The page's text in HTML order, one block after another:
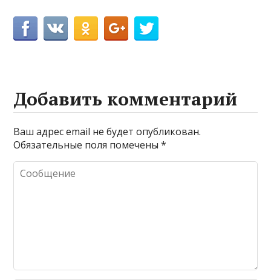
Добавить комментарий
Ваш адрес email не будет опубликован.
Обязательные поля помечены*